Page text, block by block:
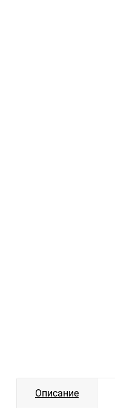
Описание